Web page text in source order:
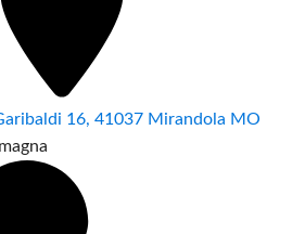
16, 41037 Mirandola MO